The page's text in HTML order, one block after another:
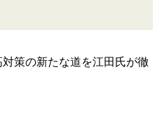
策の新たな道を江田氏が徹